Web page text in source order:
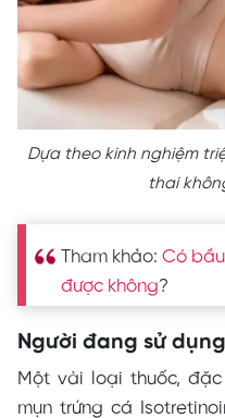
Dựa theo kinh nghiệm
thai
Tham khảo:Có
được không?
Người đang sử
Một vài loại thuốc,
mụn trứng cá